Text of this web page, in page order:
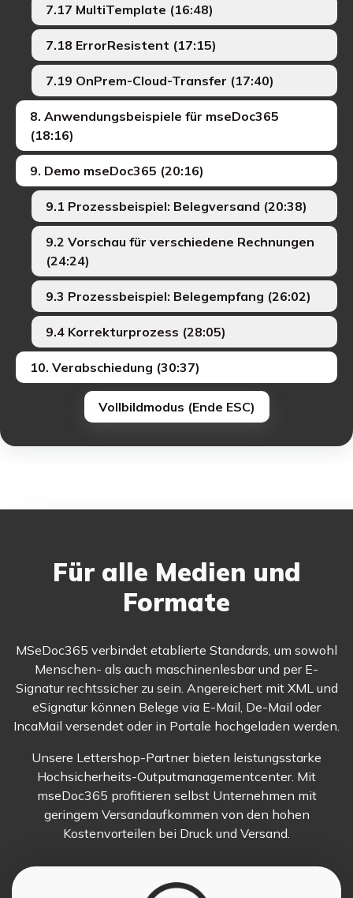
7.17 MultiTemplate (16:48)
7.18 ErrorResistent (17:15)
7.19 OnPrem-Cloud-Transfer (17:40)
8. Anwendungsbeispiele für mseDoc365
(18:16)
9. Demo mseDoc365 (20:16)
9.1 Prozessbeispiel: Belegversand (20:38)
9.2 Vorschau für verschiedene Rechnungen
(24:24)
9.3 Prozessbeispiel: Belegempfang (26:02)
9.4 Korrekturprozess (28:05)
10. Verabschiedung (30:37)
Vollbildmodus (Ende ESC)
Für alle Medien und
Formate
MSeDoc365 verbindet etablierte Standards, um sowohl
Menschen- als auch maschinenlesbar und per E-
Signatur rechtssicher zu sein. Angereichert mit XML und
eSignatur können Belege via E-Mail, De-Mail oder
IncaMail versendet oder in Portale hochgeladen werden.
Unsere Lettershop-Partner bieten leistungsstarke
Hochsicherheits-Outputmanagementcenter. Mit
mseDoc365 profitieren selbst Unternehmen mit
geringem Versandaufkommen von den hohen
Kostenvorteilen bei Druck und Versand.